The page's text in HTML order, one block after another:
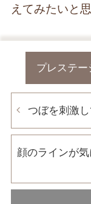
えてみたいと
プレステー
つぼを刺激
顔のラインが